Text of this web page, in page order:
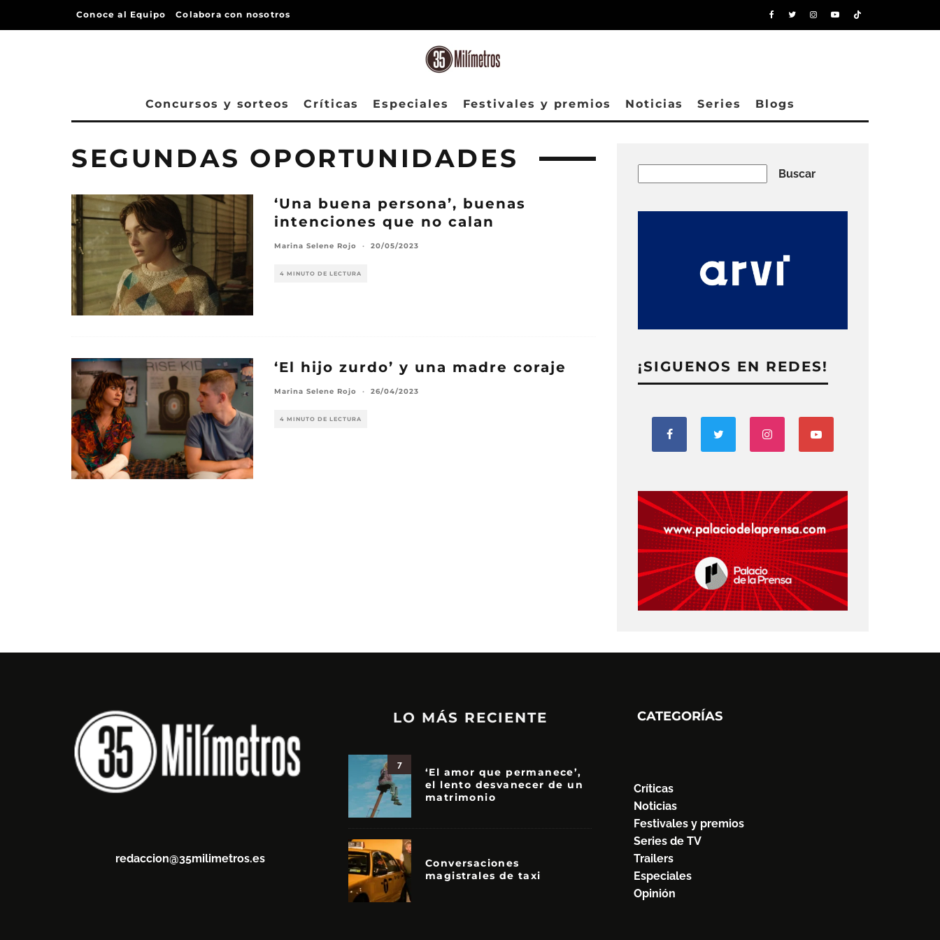
Conoce al Equipo Colabora con nosotros
Concursos y sorteos Críticas Especiales Festivales y premios Noticias Series Blogs
SEGUNDAS OPORTUNIDADES
‘Una buena persona’, buenas
intenciones que no calan
Marina Selene Rojo · 20/05/2023
4 MINUTO DE LECTURA
‘El hijo zurdo’ y una madre coraje
Marina Selene Rojo · 26/04/2023
4 MINUTO DE LECTURA
Buscar
¡SIGUENOS EN REDES!
redaccion@35milimetros.es
LO MÁS RECIENTE
7
‘El amor que permanece’,
el lento desvanecer de un
matrimonio
Conversaciones
magistrales de taxi
CATEGORÍAS
Críticas
Noticias
Festivales y premios
Series de TV
Trailers
Especiales
Opinión